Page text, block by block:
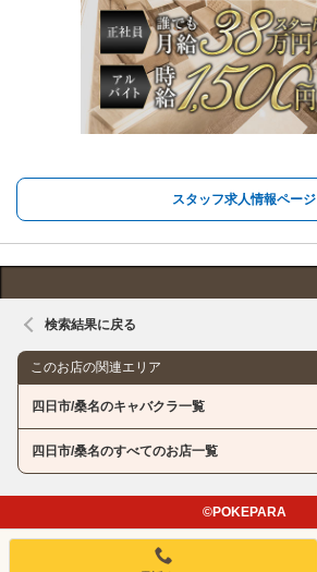
スタッフ求人情報ページ
検索結果に戻る
このお店の関連エリア
四日市/桑名のキャバクラ一覧
四日市/桑名のすべてのお店一覧
©POKEPARA